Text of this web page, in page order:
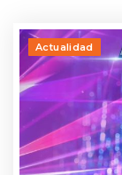
Actualidad